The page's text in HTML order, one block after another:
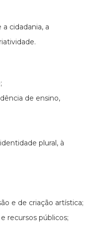
cidadania, a
de ensino,
plural, à
e de criação artística;
recursos públicos;